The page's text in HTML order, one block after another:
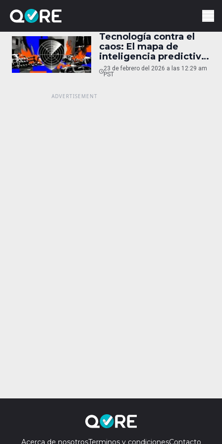
Tecnología contra el
caos: El mapa de
inteligencia predictiva
que rastrea
narcobloqueos en
23 de febrero del 2026 a las 12:29 am
PST
Acerca de nosotrosTerminos y condicionesContacto